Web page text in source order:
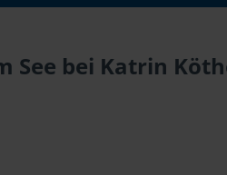
bei Katrin